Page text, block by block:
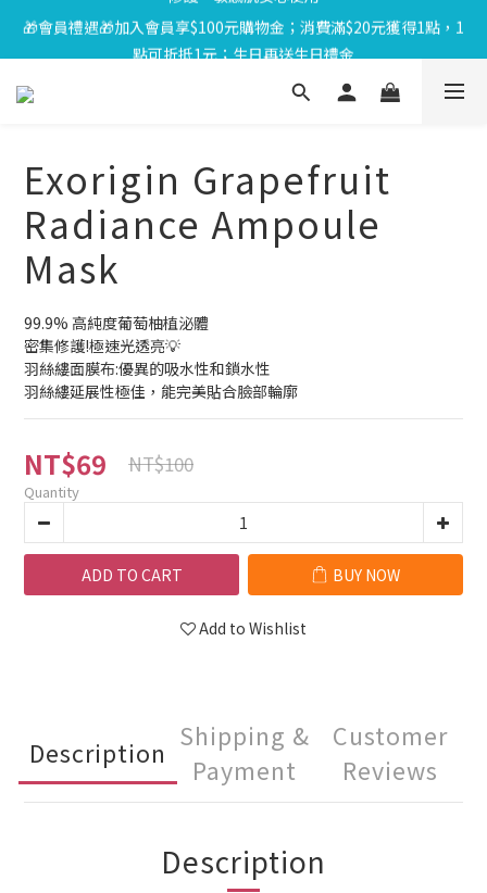
⏰8/01-8/18限定⏰下單送泌雪平衡面膜,滿$1000送緊緻Q彈組,滿
$1799再享Uber點數$200
🎁會員禮遇🎁加入會員享$100元購物金；消費滿$20元獲得1點，1
點可折抵1元；生日再送生日禮金
$1799再享Uber點數$200
Exorigin Grapefruit
Radiance Ampoule
Mask
99.9% 高純度葡萄柚植泌體
密集修護!極速光透亮💡
羽絲縷面膜布:優異的吸水性和鎖水性
羽絲縷延展性極佳，能完美貼合臉部輪廓
NT$69 NT$100
Quantity
ADD TO CART BUY NOW
Add to Wishlist
Description
Shipping &
Payment
Customer
Reviews
Description